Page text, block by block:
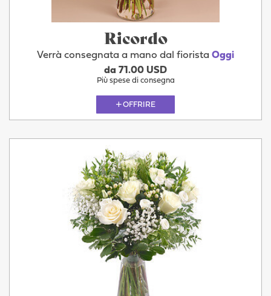
Ricordo
Verrà consegnata a mano dal fiorista Oggi
da 71.00 USD
Più spese di consegna
OFFRIRE